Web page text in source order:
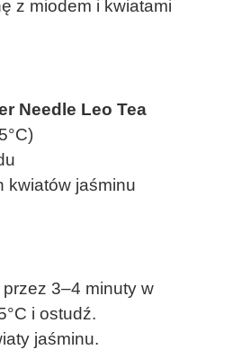
z miodem i kwiatami
Needle Leo Tea
kwiatów jaśminu
3–4 minuty w
i ostudź.
jaśminu.